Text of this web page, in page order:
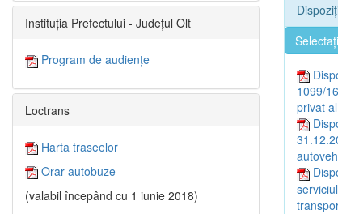
1099/
privat
Instituția Prefectului - Județul Olt
Program de audiențe
Loctrans
Harta traseelor
Orar autobuze
(valabil începând cu 1 iunie 2018)